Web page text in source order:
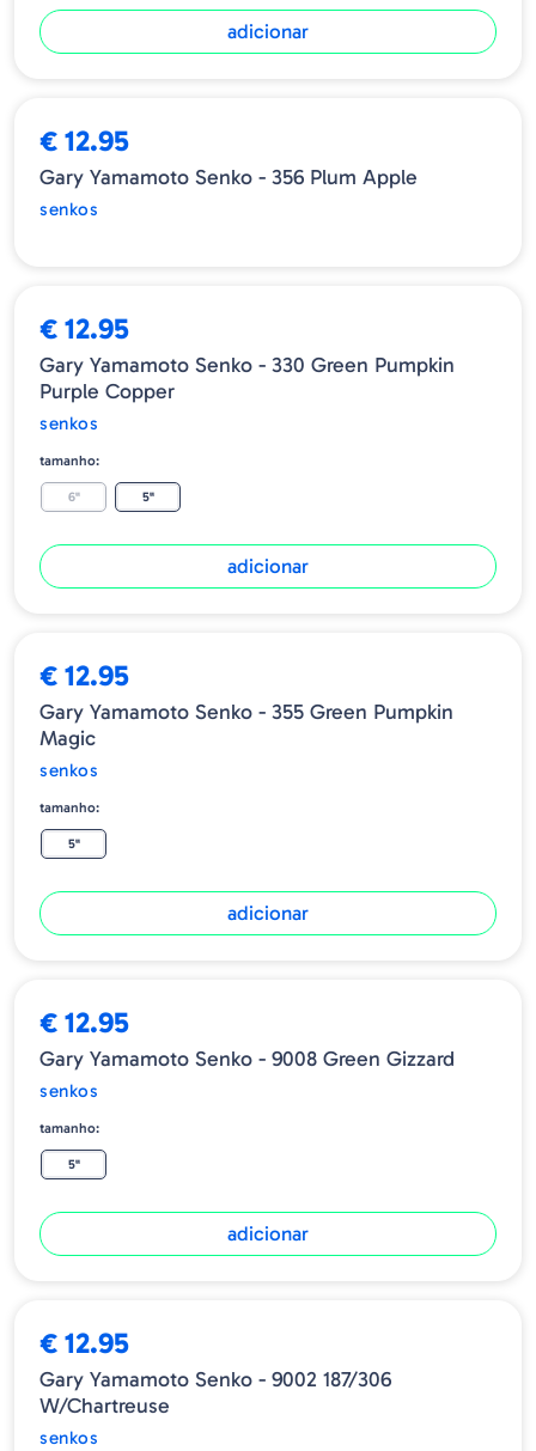
adicionar
€ 12.95
Gary Yamamoto Senko - 356 Plum Apple
senkos
€ 12.95
Gary Yamamoto Senko - 330 Green Pumpkin
Purple Copper
senkos
tamanho:
6" 5"
adicionar
€ 12.95
Gary Yamamoto Senko - 355 Green Pumpkin
Magic
senkos
tamanho:
5"
adicionar
€ 12.95
Gary Yamamoto Senko - 9008 Green Gizzard
senkos
tamanho:
5"
adicionar
€ 12.95
Gary Yamamoto Senko - 9002 187/306
W/Chartreuse
senkos